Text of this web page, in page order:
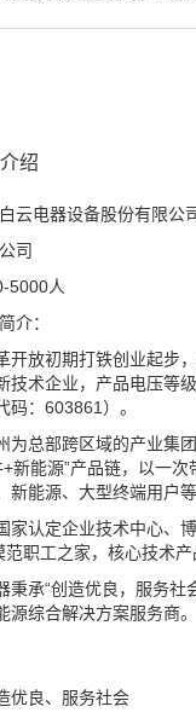
绍
云电器设备股份有限公
司
5000人
介：
开放初期打铁创业起步
技术企业，产品电压等
码：603861）。
为总部跨区域的产业集
新能源”产品链，以一
新能源、大型终端用户
家认定企业技术中心、
职工之家，核心技术
秉承“创造优良，服务
源综合解决方案服务商。
优良、服务社会